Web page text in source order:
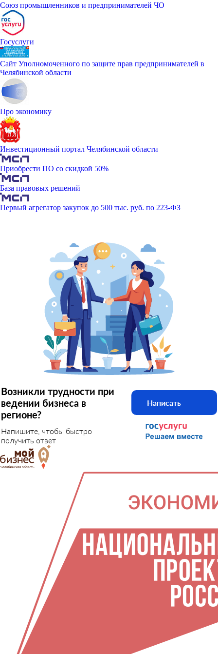
Союз промышленников и предпринимателей ЧО
Госуслуги
Сайт Уполномоченного по защите прав предпринимателей в
Челябинской области
Про экономику
Инвестиционный портал Челябинской области
Приобрести ПО со скидкой 50%
База правовых решений
Первый агрегатор закупок до 500 тыс. руб. по 223-ФЗ
Возникли трудности при
ведении бизнеса в
регионе?
Напишите, чтобы быстро
получить ответ
Написать